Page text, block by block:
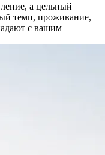
а цельный
темп, проживание,
с вашим